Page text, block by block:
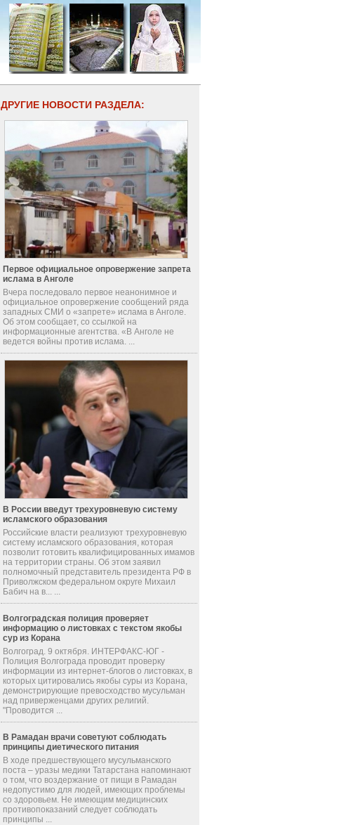
ДРУГИЕ НОВОСТИ РАЗДЕЛА:
Первое официальное опровержение запрета
ислама в Анголе
Вчера последовало первое неанонимное и
официальное опровержение сообщений ряда
западных СМИ о «запрете» ислама в Анголе.
Об этом сообщает, со ссылкой на
информационные агентства. «В Анголе не
ведется войны против ислама. ...
В России введут трехуровневую систему
исламского образования
Российские власти реализуют трехуровневую
систему исламского образования, которая
позволит готовить квалифицированных имамов
на территории страны. Об этом заявил
полномочный представитель президента РФ в
Приволжском федеральном округе Михаил
Бабич на в... ...
Волгоградская полиция проверяет
информацию о листовках с текстом якобы
сур из Корана
Волгоград. 9 октября. ИНТЕРФАКС-ЮГ -
Полиция Волгограда проводит проверку
информации из интернет-блогов о листовках, в
которых цитировались якобы суры из Корана,
демонстрирующие превосходство мусульман
над приверженцами других религий.
"Проводится ...
В Рамадан врачи советуют соблюдать
принципы диетического питания
В ходе предшествующего мусульманского
поста – уразы медики Татарстана напоминают
о том, что воздержание от пищи в Рамадан
недопустимо для людей, имеющих проблемы
со здоровьем. Не имеющим медицинских
противопоказаний следует соблюдать
принципы ...